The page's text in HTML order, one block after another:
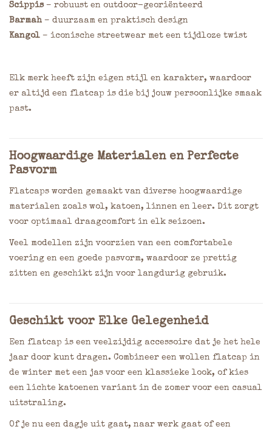
Scippis– robuust en outdoor-georiënteerd
Barmah – duurzaam en praktisch design
Kangol – iconische streetwear met een tijdloze twist
Elk merk heeft zijn eigen stijl en karakter, waardoor
er altijd een flatcap is die bij jouw persoonlijke smaak
past.
Hoogwaardige Materialen en Perfecte
Pasvorm
Flatcaps worden gemaakt van diverse hoogwaardige
materialen zoals wol, katoen, linnen en leer. Dit zorgt
voor optimaal draagcomfort in elk seizoen.
Veel modellen zijn voorzien van een comfortabele
voering en een goede pasvorm, waardoor ze prettig
zitten en geschikt zijn voor langdurig gebruik.
Geschikt voor Elke Gelegenheid
Een flatcap is een veelzijdig accessoire dat je het hele
jaar door kunt dragen. Combineer een wollen flatcap in
de winter met een jas voor een klassieke look, of kies
een lichte katoenen variant in de zomer voor een casual
uitstraling.
Of je nu een dagje uit gaat, naar werk gaat of een